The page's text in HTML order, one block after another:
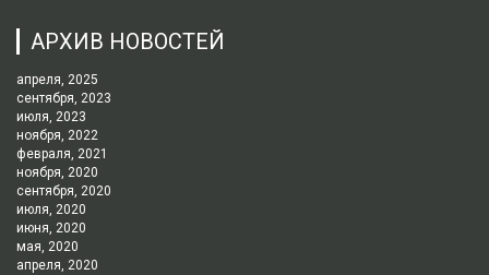
АРХИВ НОВОСТЕЙ
апреля, 2025
сентября, 2023
июля, 2023
ноября, 2022
февраля, 2021
ноября, 2020
сентября, 2020
июля, 2020
июня, 2020
мая, 2020
апреля, 2020